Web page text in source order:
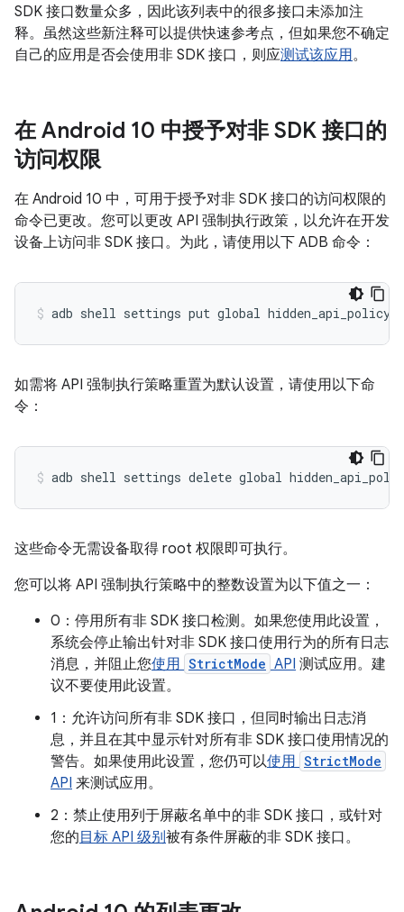
SDK 接口数量众多，因此该列表中的很多接口未添加注
释。虽然这些新注释可以提供快速参考点，但如果您不确定
自己的应用是否会使用非 SDK 接口，则应测试该应用。
在 Android 10 中授予对非 SDK 接口的
访问权限
在 Android 10 中，可用于授予对非 SDK 接口的访问权限的
命令已更改。您可以更改 API 强制执行政策，以允许在开发
设备上访问非 SDK 接口。为此，请使用以下 ADB 命令：
如需将 API 强制执行策略重置为默认设置，请使用以下命
令：
这些命令无需设备取得 root 权限即可执行。
您可以将 API 强制执行策略中的整数设置为以下值之一：
0：停用所有非 SDK 接口检测。如果您使用此设置，
系统会停止输出针对非 SDK 接口使用行为的所有日志
消息，并阻止您使用 StrictMode API 测试应用。建
议不要使用此设置。
1：允许访问所有非 SDK 接口，但同时输出日志消
息，并且在其中显示针对所有非 SDK 接口使用情况的
警告。如果使用此设置，您仍可以使用 StrictMode
API 来测试应用。
2：禁止使用列于屏蔽名单中的非 SDK 接口，或针对
您的 目标 API 级别被有条件屏蔽的非 SDK 接口。